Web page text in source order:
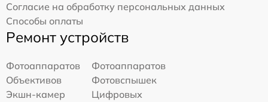
Согласие на обработку персональных данных
Способы оплаты
Ремонт устройств
Фотоаппаратов
Фотоаппаратов
Объективов
Фотовспышек
Экшн-камер
Цифровых